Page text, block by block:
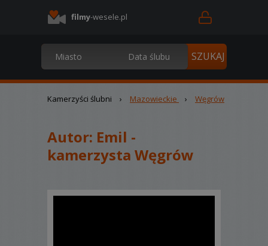
filmy-wesele.pl
Kamerzyści ślubni › Mazowieckie › Węgrów
Autor: Emil -
kamerzysta Węgrów